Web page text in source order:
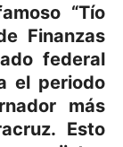
“Tío
Finanzas
federal
el periodo
más
Esto